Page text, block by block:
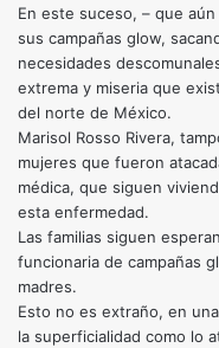
En este suceso, – que
sus campañas glow,
necesidades
extrema y miseria que
del norte de México.
Marisol Rosso Rivera,
mujeres que fueron
médica, que siguen
esta enfermedad.
Las familias siguen
funcionaria de campañas
madres.
Esto no es extraño, en
la superficialidad como lo